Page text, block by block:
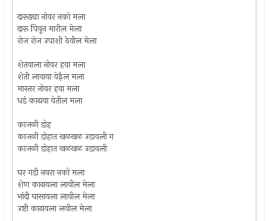
दारूड्या नोवर नको मला
दारू पिवून मारील मेला
रोज रोज उपाशी ठेवील मेला
शेतवाला नोवर हवा मला
शेती लावाया येईल मला
मास्तर नोवर हवा मला
धडं काढाया येतील मला
काजळी डोह
काजळी डोहात खळखळ उडावली ग
काजळी डोहात खळखळ उडावली
घर गडी नवरा नको मला
शेण काढायला लावील मेला
भांदी घासायला लावील मेला
उष्टी काढायला लवील मेला